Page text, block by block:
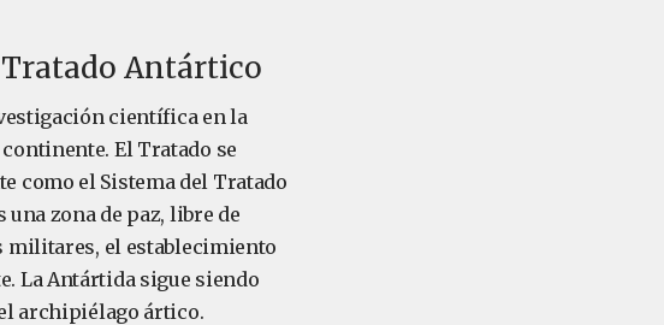
Antártico
científica en la
El Tratado se
como el Sistema del Tratado
zona de paz, libre de
militares, el establecimiento
La Antártida sigue siendo
archipiélago ártico.